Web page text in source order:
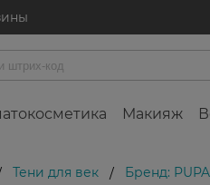
Макияж
Тени для век / Бренд: PUPA